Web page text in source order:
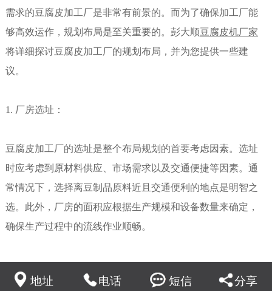
需求的豆腐皮加工厂是非常有前景的。而为了确保加工厂能
够高效运作，规划布局是至关重要的。彭大顺豆腐皮机厂家
将详细探讨豆腐皮加工厂的规划布局，并为您提供一些建
议。
1. 厂房选址：
豆腐皮加工厂的选址是整个布局规划的首要考虑因素。选址
时应考虑到原材料供应、市场需求以及交通便捷等因素。通
常情况下，选择离豆制品原料近且交通便利的地点是明智之
选。此外，厂房的面积应根据生产规模和设备数量来确定，
确保生产过程中的流线作业顺畅。
2. 原料储存区：
地址 电话 短信 分享